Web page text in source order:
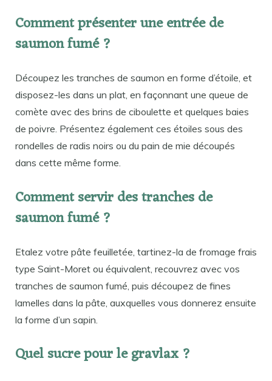
Comment présenter une entrée de
saumon fumé ?
Découpez les tranches de saumon en forme d’étoile, et
disposez-les dans un plat, en façonnant une queue de
comète avec des brins de ciboulette et quelques baies
de poivre. Présentez également ces étoiles sous des
rondelles de radis noirs ou du pain de mie découpés
dans cette même forme.
Comment servir des tranches de
saumon fumé ?
Etalez votre pâte feuilletée, tartinez-la de fromage frais
type Saint-Moret ou équivalent, recouvrez avec vos
tranches de saumon fumé, puis découpez de fines
lamelles dans la pâte, auxquelles vous donnerez ensuite
la forme d’un sapin.
Quel sucre pour le gravlax ?